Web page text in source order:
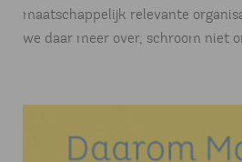
maatschappelijk relevante
we daar meer over, schroom niet